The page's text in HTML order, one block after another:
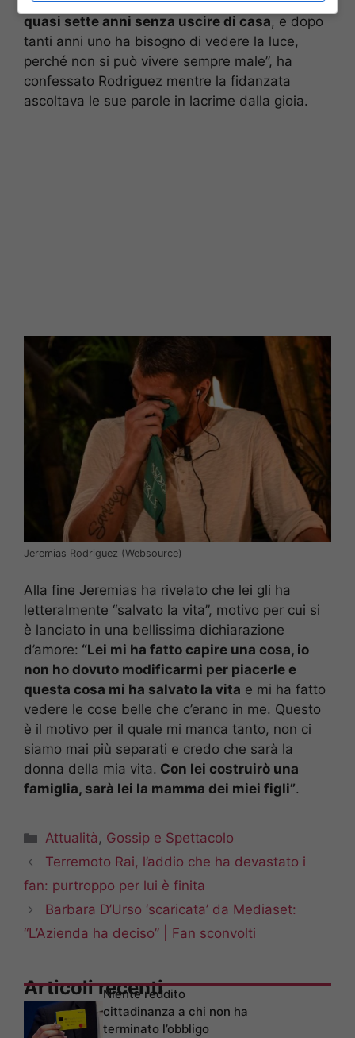
quasi sette anni senza uscire di casa, e dopo
tanti anni uno ha bisogno di vedere la luce,
perché non si può vivere sempre male”, ha
confessato Rodriguez mentre la fidanzata
ascoltava le sue parole in lacrime dalla gioia.
Jeremias Rodriguez (Websource)
Alla fine Jeremias ha rivelato che lei gli ha
letteralmente “salvato la vita”, motivo per cui si
è lanciato in una bellissima dichiarazione
d’amore: “Lei mi ha fatto capire una cosa, io
non ho dovuto modificarmi per piacerle e
questa cosa mi ha salvato la vita e mi ha fatto
vedere le cose belle che c’erano in me. Questo
è il motivo per il quale mi manca tanto, non ci
siamo mai più separati e credo che sarà la
donna della mia vita. Con lei costruirò una
famiglia, sarà lei la mamma dei miei figli”.
Categorie
Attualità , Gossip e Spettacolo
Terremoto Rai, l’addio che ha devastato i
fan: purtroppo per lui è finita
Barbara D’Urso ‘scaricata’ da Mediaset:
“L’Azienda ha deciso” | Fan sconvolti
Articoli recenti
Niente reddito
cittadinanza a chi non ha
terminato l’obbligo